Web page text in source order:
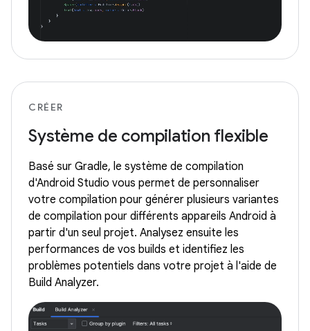
CRÉER
Système de compilation flexible
Basé sur Gradle, le système de compilation
d'Android Studio vous permet de personnaliser
votre compilation pour générer plusieurs variantes
de compilation pour différents appareils Android à
partir d'un seul projet. Analysez ensuite les
performances de vos builds et identifiez les
problèmes potentiels dans votre projet à l'aide de
Build Analyzer.